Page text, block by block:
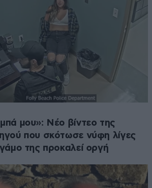
μου»: Νέο βίντεο της
που σκότωσε νύφη λίγες
της προκαλεί οργή